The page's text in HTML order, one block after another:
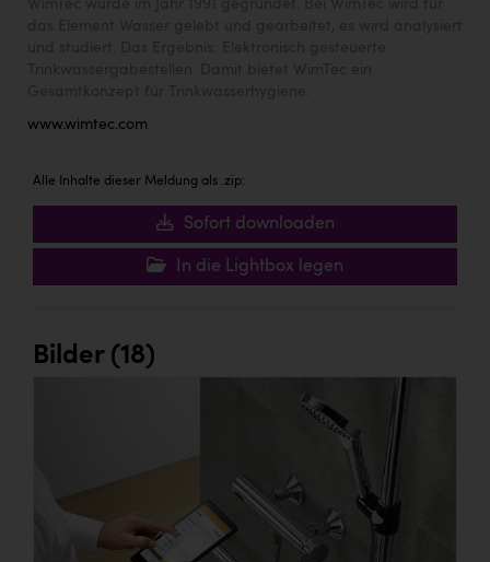
www.wimtec.com
Alle Inhalte dieser Meldung als .zip:
Sofort downloaden
In die Lightbox legen
Bilder (18)